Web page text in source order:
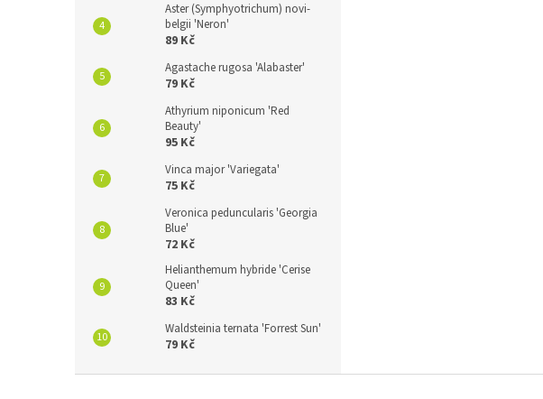
Aster (Symphyotrichum) novi-
belgii 'Neron'
89 Kč
Agastache rugosa 'Alabaster'
79 Kč
Athyrium niponicum 'Red
Beauty'
95 Kč
Vinca major 'Variegata'
75 Kč
Veronica peduncularis 'Georgia
Blue'
72 Kč
Helianthemum hybride 'Cerise
Queen'
83 Kč
Waldsteinia ternata 'Forrest Sun'
79 Kč